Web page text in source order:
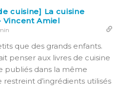
cuisine] La cuisine
Amiel
que des grands enfants.
penser aux livres de cuisine
publiés dans la même
d’ingrédients utilisés